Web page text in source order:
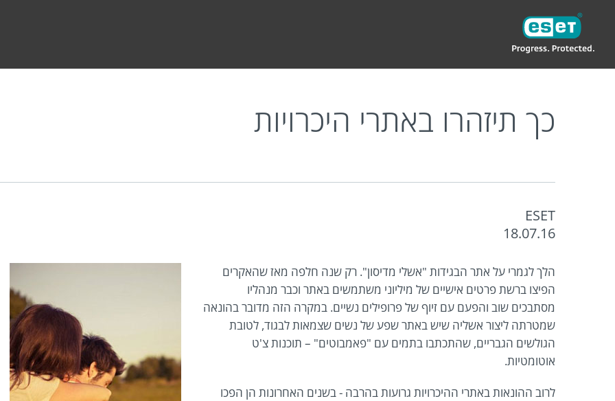
כך תיזהרו באתרי היכרויות
ESET
18.07.16
הלך לגמרי על אתר הבגידות "אשלי מדיסון". רק שנה חלפה מאז שהאקרים
הפיצו ברשת פרטים אישיים של מיליוני משתמשים באתר וכבר מנהליו
מסתבכים שוב והפעם עם זיוף של פרופילים נשיים. במקרה הזה מדובר בהונאה
שמטרתה ליצור אשליה שיש באתר שפע של נשים שצמאות לבגוד, לטובת
הגולשים הגבריים, שהתכתבו בתמים עם "פאמבוטים" – תוכנות צ'ט
אוטומטיות.
לרוב ההונאות באתרי ההיכרויות גרועות בהרבה - בשנים האחרונות הן הפכו
IL בלוג פרטי
ESET